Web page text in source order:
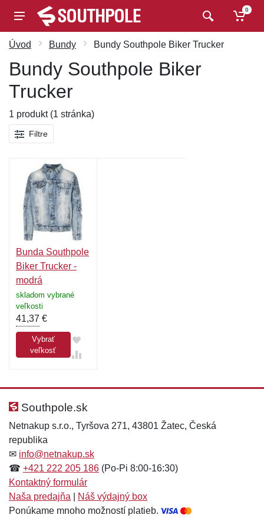
0
Úvod Bundy Bundy Southpole Biker Trucker
Bundy Southpole Biker
Trucker
1 produkt (1 stránka)
Filtre
Bunda Southpole
Biker Trucker -
modrá
skladom vybrané
veľkosti
41,37 €
Vybrať
veľkosť
Southpole.sk
Netnakup s.r.o., Tyršova 271, 43801 Žatec, Česká
republika
✉ info@netnakup.sk
☎ +421 222 205 186 (Po-Pi 8:00-16:30)
Kontaktný formulár
Naša predajňa
Náš výdajný box
Ponúkame mnoho možností platieb.